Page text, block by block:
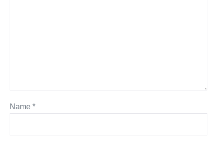
Name *